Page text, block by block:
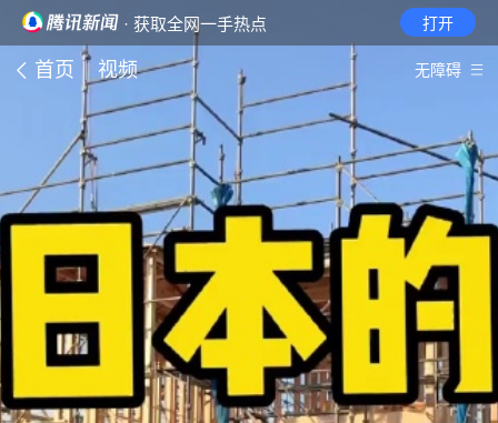
· 获取全网一手热点 打开
首页 视频 无障碍